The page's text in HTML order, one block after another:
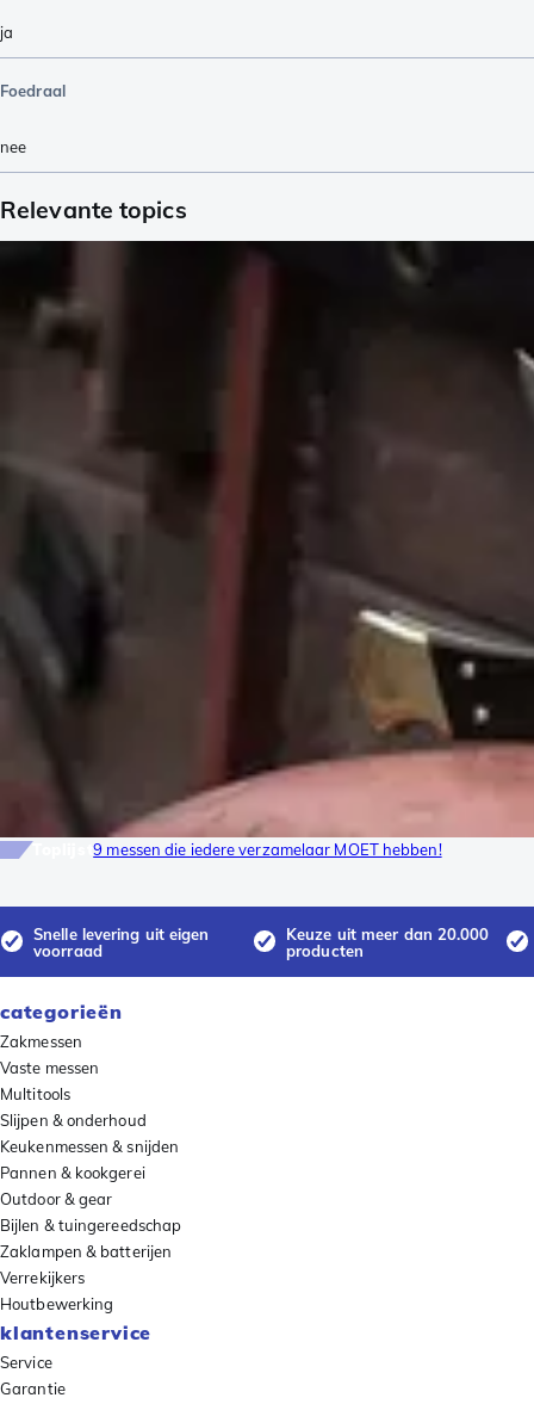
ja
Foedraal
nee
Relevante topics
Toplijst9 messen die iedere verzamelaar MOET hebben!
Snelle levering uit eigen
voorraad
Keuze uit meer dan 20.000
producten
categorieën
Zakmessen
Vaste messen
Multitools
Slijpen & onderhoud
Keukenmessen & snijden
Pannen & kookgerei
Outdoor & gear
Bijlen & tuingereedschap
Zaklampen & batterijen
Verrekijkers
Houtbewerking
klantenservice
Service
Garantie